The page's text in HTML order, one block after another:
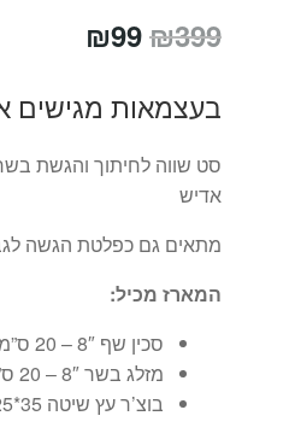
₪399
המחיר
היה:
₪399.
₪99
הוא:
₪99.
בעצמאות מגישים
סט שווה לחיתוך והגשת
אדיש
מתאים גם כפלטת הגשה
המארז מכיל:
סכין שף 8″ – 20 ס”מ
מזלג בשר 8″ – 20 ס”מ
בוצ’ר עץ שיטה 35*25*1.5 ס”מ